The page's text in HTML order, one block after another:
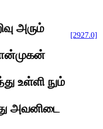
அரும்
உள்ளி நும்
அவனிடை
[2927.0]